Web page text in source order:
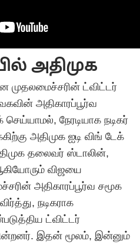
அதிமுக
முதலமைச்சரின் ட்விட்டர்
அதிகாரப்பூர்வ
நேரடியாக நடிகர்
அதிமுக ஐடி விங் டேக்
தலைவர் ஸ்டாலின்,
விஜயை
அதிகாரப்பூர்வ சமூக
நடிகராக
ட்விட்டர்
இதன் மூலம், இன்னும்